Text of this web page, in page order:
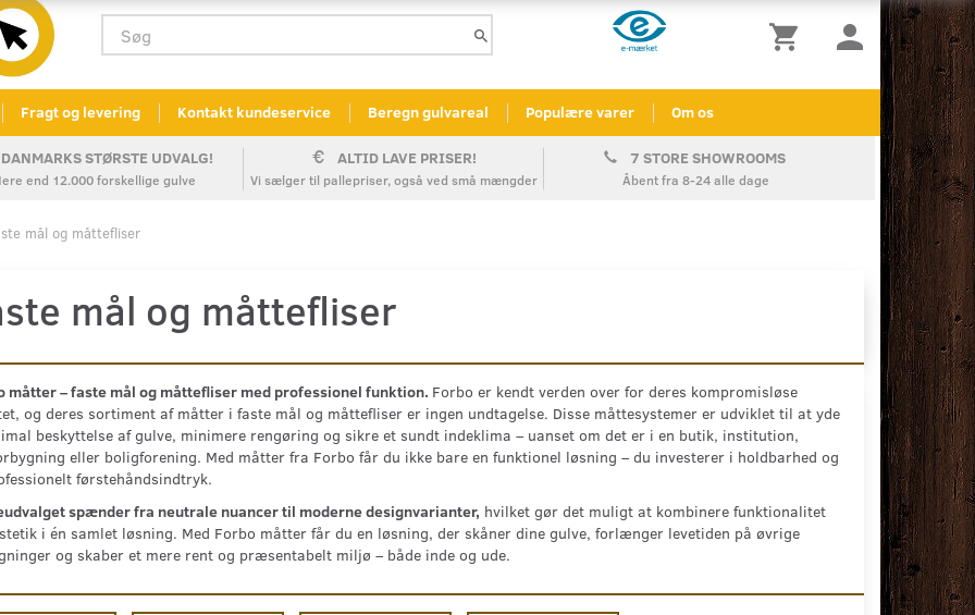
Fragt og levering Kontakt kundeservice Beregn gulvareal Populære varer Om os
DANMARKS STØRSTE UDVALG!
end 12.000 forskellige gulve
ALTID LAVE PRISER!
Vi sælger til pallepriser, også ved små mængder
7 STORE SHOWROOMS
Åbent fra 8-24 alle dage
mål og måttefliser
mål og måttefliser
måtter – faste mål og måttefliser med professionel funktion. Forbo er kendt verden over for deres kompromisløse
og deres sortiment af måtter i faste mål og måttefliser er ingen undtagelse. Disse måttesystemer er udviklet til at yde
beskyttelse af gulve, minimere rengøring og sikre et sundt indeklima – uanset om det er i en butik, institution,
eller boligforening. Med måtter fra Forbo får du ikke bare en funktionel løsning – du investerer i holdbarhed og
førstehåndsindtryk.
spænder fra neutrale nuancer til moderne designvarianter, hvilket gør det muligt at kombinere funktionalitet
i én samlet løsning. Med Forbo måtter får du en løsning, der skåner dine gulve, forlænger levetiden på øvrige
og skaber et mere rent og præsentabelt miljø – både inde og ude.